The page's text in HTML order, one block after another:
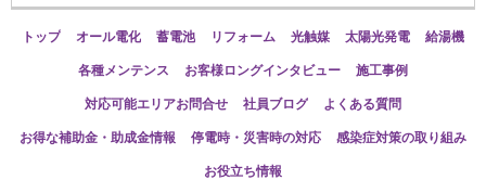
トップ オール電化 蓄電池 リフォーム 光触媒 太陽光発電 給湯機
各種メンテンス お客様ロングインタビュー 施工事例
対応可能エリアお問合せ 社員ブログ よくある質問
お得な補助金・助成金情報 停電時・災害時の対応 感染症対策の取り組み
お役立ち情報